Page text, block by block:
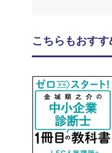
こちらもおすす